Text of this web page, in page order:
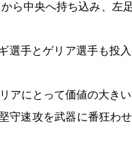
ら中央へ持ち込み、左
選手とゲリア選手も投
アにとって価値の大きい
守速攻を武器に番狂わ